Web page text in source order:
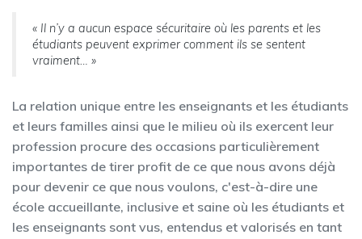
« Il n’y a aucun espace sécuritaire où les parents et les
étudiants peuvent exprimer comment ils se sentent
vraiment… »
La relation unique entre les enseignants et les étudiants
et leurs familles ainsi que le milieu où ils exercent leur
profession procure des occasions particulièrement
importantes de tirer profit de ce que nous avons déjà
pour devenir ce que nous voulons, c'est-à-dire une
école accueillante, inclusive et saine où les étudiants et
les enseignants sont vus, entendus et valorisés en tant